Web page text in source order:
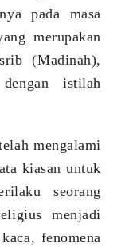
pada masa
merupakan
(Madinah),
istilah
mengalami
kiasan untuk
seorang
menjadi
fenomena